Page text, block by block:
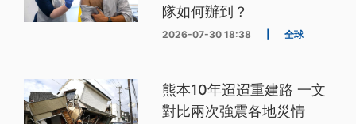
隊如何辦到？
2026-07-30 18:38 全球
熊本10年迢迢重建路 一文
對比兩次強震各地災情